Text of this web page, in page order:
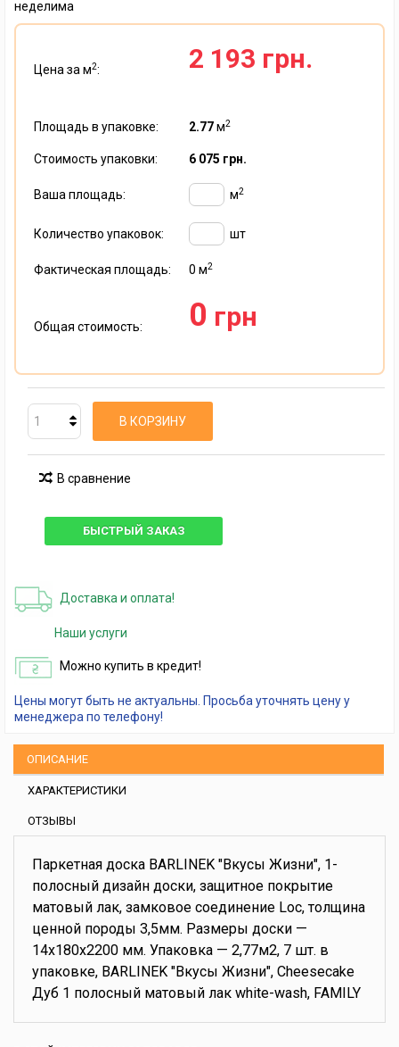
неделима
Цена за м2: 2 193 грн.
Площадь в упаковке: 2.77м2
Стоимость упаковки: 6 075 грн.
Ваша площадь: м2
Количество упаковок: шт
Фактическая площадь: 0 м2
Общая стоимость: 0 грн
В КОРЗИНУ
В сравнение
БЫСТРЫЙ ЗАКАЗ
Доставка и оплата!
Наши услуги
Можно купить в кредит!
Цены могут быть не актуальны. Просьба уточнять цену у
менеджера по телефону!
ОПИСАНИЕ
ХАРАКТЕРИСТИКИ
ОТЗЫВЫ
Паркетная доска BARLINEK "Вкусы Жизни", 1-
полосный дизайн доски, защитное покрытие
матовый лак, замковое соединение Loc, толщина
ценной породы 3,5мм. Размеры доски —
14x180x2200 мм. Упаковка — 2,77м2, 7 шт. в
упаковке, BARLINEK "Вкусы Жизни", Cheesecake
Дуб 1 полосный матовый лак white-wash, FAMILY